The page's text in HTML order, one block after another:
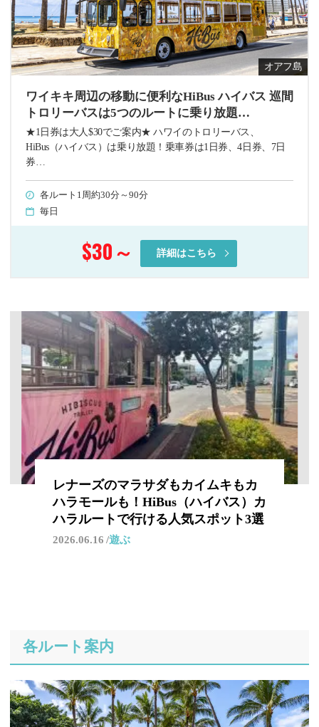
オアフ島
ワイキキ周辺の移動に便利なHiBus ハイバス 巡間
トロリーバスは5つのルートに乗り放題…
★1日券は大人$30でご案内★ ハワイのトロリーバス、
HiBus（ハイバス）は乗り放題！乗車券は1日券、4日券、7日
券…
各ルート1周約30分～90分
毎日
$30～ 詳細はこちら
レナーズのマラサダもカイムキもカ
ハラモールも！HiBus（ハイバス）カ
ハラルートで行ける人気スポット3選
2026.06.16 遊ぶ
各ルート案内